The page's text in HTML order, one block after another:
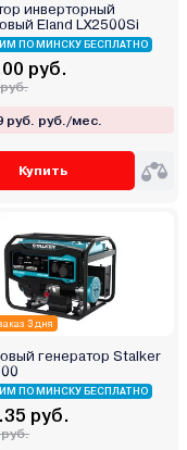
инверторный
Eland LX2500Si
ПО МИНСКУ БЕСПЛАТНО
руб.
руб. руб./мес.
Купить
3 дня
генератор Stalker
ПО МИНСКУ БЕСПЛАТНО
руб.
руб.